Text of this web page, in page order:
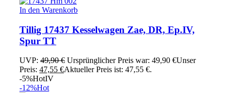
In den Warenkorb
Tillig 17437 Kesselwagen Zae, DR, Ep.IV,
Spur TT
UVP: 49,90€ Ursprünglicher Preis war: 49,90 €Unser
Preis: 47,55 €Aktueller Preis ist: 47,55 €.
-5%HotIV
-12%Hot